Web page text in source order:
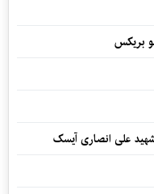
بریکس
شهید علی انصاری آیسک